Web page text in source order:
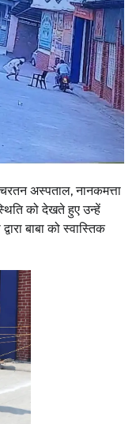
अस्पताल, नानकमत्ता
को देखते हुए उन्हें
बाबा को स्वास्तिक